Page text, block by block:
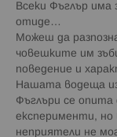
Всеки Фъглър има
отиде…
Можеш да
човешките им
поведение и
Нашата водеща
Фъглъри се
експерименти, но
неприятели не